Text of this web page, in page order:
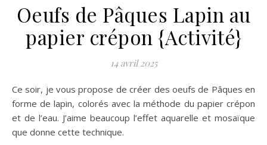
Oeufs de Pâques Lapin au
papier crépon {Activité}
14 avril 2025
Ce soir, je vous propose de créer des oeufs de Pâques en
forme de lapin, colorés avec la méthode du papier crépon
et de l’eau. J’aime beaucoup l’effet aquarelle et mosaïque
que donne cette technique.